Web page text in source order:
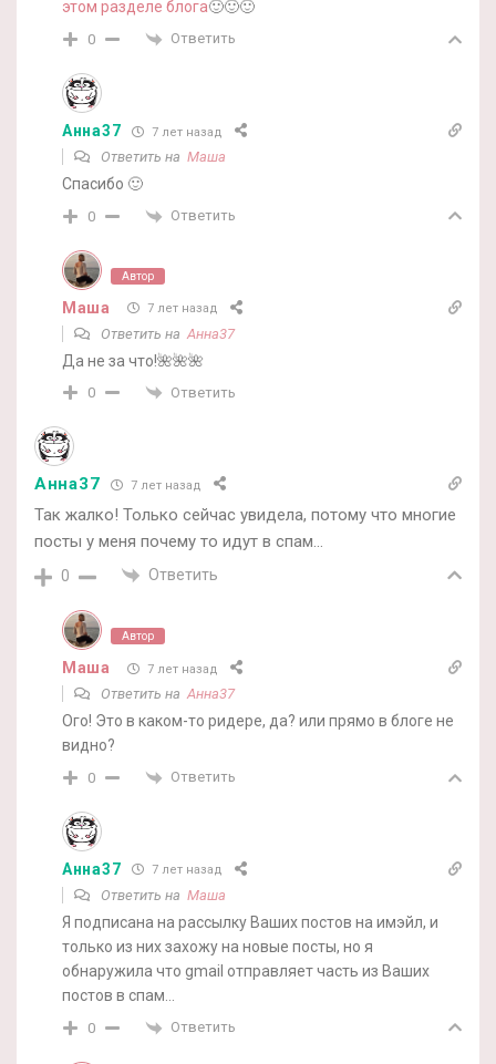
этом разделе блога🙂🙂🙂
0 Ответить
Анна37 7 лет назад
Ответить на Маша
Спасибо 🙂
0 Ответить
Автор
Маша 7 лет назад
Ответить на Анна37
Да не за что!🌺🌺🌺
0 Ответить
Анна37 7 лет назад
Так жалко! Только сейчас увидела, потому что многие
посты у меня почему то идут в спам…
0 Ответить
Автор
Маша 7 лет назад
Ответить наАнна37
Ого! Это в каком-то ридере, да? или прямо в блоге не
видно?
0 Ответить
Анна37 7 лет назад
Ответить на Маша
Я подписана на рассылку Ваших постов на имэйл, и
только из них захожу на новые посты, но я
обнаружила что gmail отправляет часть из Ваших
постов в спам…
0 Ответить